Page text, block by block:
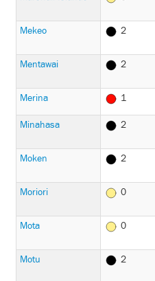
Mekeo
2
Mentawai
2
Merina
1
Minahasa 2
Moken
2
Moriori
0
Mota
0
Motu
2